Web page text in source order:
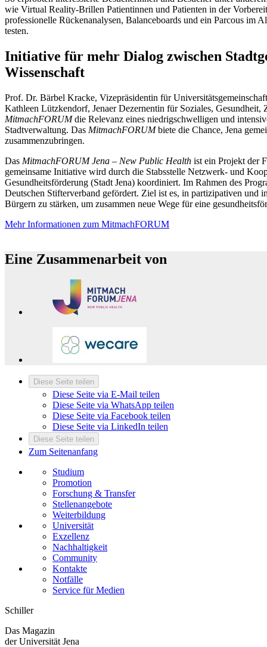
wie Virtual Reality-Brillen Patientinnen und Patienten in der
professionelle Rückenanalysen, Balanceboards und ein Parcous im
testen.
Initiative für mehr Dialog zwischen
Wissenschaft
Prof. Dr. Bärbel Kracke, Vizepräsidentin für
Kathleen Lützkendorf, Jenaer Dezernentin für Soziales,
MitmachFORUMdie Relevanz eines niedrigschwelligen und
Stadtverwaltung. Das MitmachFORUMbiete die Chance, Jena
zusammenzubringen.
Das MitmachFORUM Jena – New Public Health ist ein Projekt der
gemeinsame Initiative wird durch die Stabsstelle Netzwerk- und
Gesundheitsförderung (Stadt Jena) koordiniert. Im Rahmen des
Deutschen Stifterverband gefördert. Ziel ist es, in partizipativen und
Bürgern zu stärken, um zusammen neue Wege für eine
Mehr Informationen zum MitmachFORUM
Eine Zusammenarbeit von
Diese Seite teilen
Diese Seite via E-Mail teilen
Diese Seite via WhatsApp teilen
Diese Seite via Facebook teilen
Diese Seite via LinkedIn teilen
Diese Seite teilen
Zum Seitenanfang
Studium
Promotion
Forschung & Transfer
Stellenangebote
Weiterbildung
Universität
Exzellenz
Nachhaltigkeit
Community
Kontakte
Notfälle
Service für Medien
Schiller
Das Magazin
der Universität Jena